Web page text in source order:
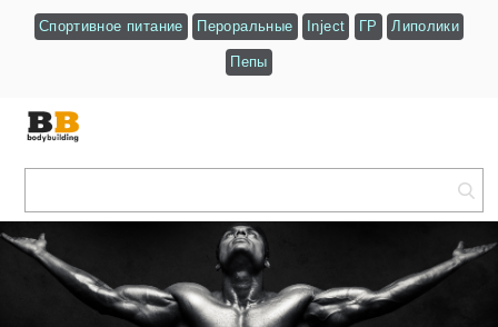
Спортивное питание Пероральные Inject ГР Липолики
Пепы